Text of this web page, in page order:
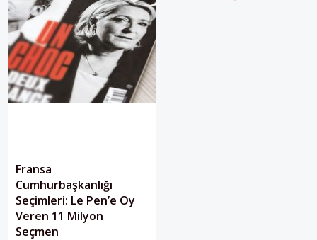
Fransa
Cumhurbaşkanlığı
Seçimleri: Le Pen’e Oy
Veren 11 Milyon
Seçmen